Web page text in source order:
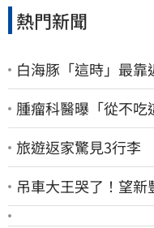
熱門新聞
白海豚「這時」最
腫瘤科醫曝「從不
旅遊返家驚見3行李
吊車大王哭了！望